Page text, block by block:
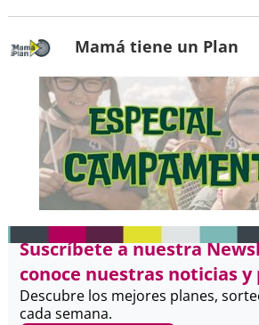
Mamá tiene un Plan
Suscríbete a nuestra
conoce nuestras noticias y
Descubre los mejores planes,
cada semana.